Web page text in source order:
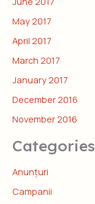
May 2017
April 2017
March 2017
January 2017
December 2016
November 2016
Categories
Anunțuri
Campanii